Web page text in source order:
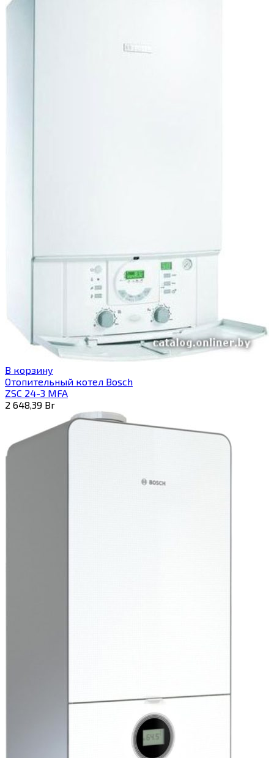
В корзину
Отопительный котел Bosch
ZSC 24-3 MFA
2 648,39 Br